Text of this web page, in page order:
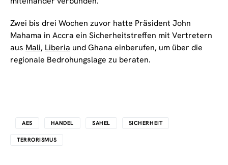
Zwei bis drei Wochen zuvor hatte Präsident John
Mahama in Accra ein Sicherheitstreffen mit Vertretern
aus Mali, Liberia und Ghana einberufen, um über die
regionale Bedrohungslage zu beraten.
AES HANDEL SAHEL SICHERHEIT
TERRORISMUS